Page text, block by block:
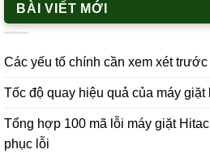
BÀI VIẾT MỚI
Các yếu tố chính cần xem xét
Tốc độ quay hiệu quả của máy giặt
Tổng hợp 100 mã lỗi máy giặt
phục lỗi